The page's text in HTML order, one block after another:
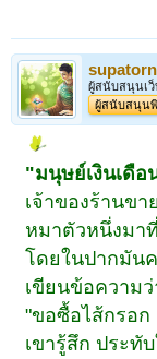
supatorn
ผู้สนับสนุนเว็
ผู้สนับสนุน
"มนุษย์เงินเดือ
เจ้าของร้านข
หมาตัวหนึ่งมา
โดยในปากมัน
เขียนข้อความว่
"ขอซื้อไส้กรอก
เขารู้สึก ประทั